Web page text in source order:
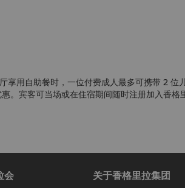
享用自助餐时，一位付费成人最多可携带 2 位
。宾客可当场或在住宿期间随时注册加入香格
会 关于香格里拉集团